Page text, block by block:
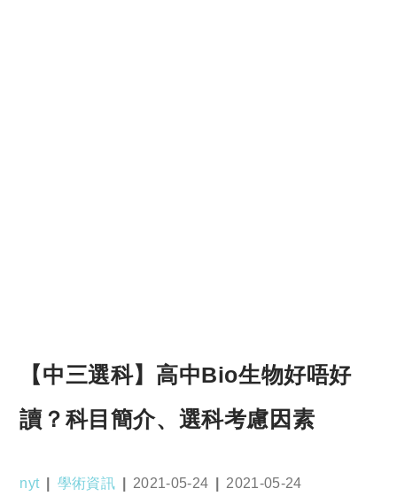
【中三選科】高中Bio生物好唔好
讀？科目簡介、選科考慮因素
Post
nyt
Post
學術資訊
Post
2021-05-24
Post
2021-05-24